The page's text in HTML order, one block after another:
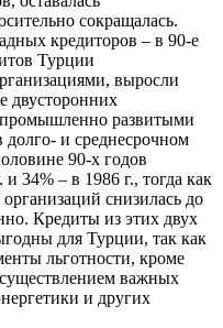
сокращалась.
кредиторов – в 90-е
Турции
выросли
двусторонних
развитыми
и среднесрочном
90-х годов
34% – в 1986 г., тогда как
снизилась до
Кредиты из этих двух
для Турции, так как
льготности, кроме
важных
и других